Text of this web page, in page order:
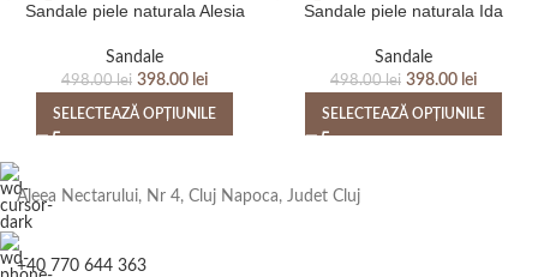
-20%
Sandale piele naturala Alesia
Sandale
498.00lei 398.00 lei
SELECTEAZĂ OPȚIUNILE
-20%Sandale piele naturala Ida
Sandale
498.00lei 398.00 lei
SELECTEAZĂ OPȚIUNILE
Aleea Nectarului, Nr 4, Cluj Napoca, Judet Cluj
+40 770 644 363